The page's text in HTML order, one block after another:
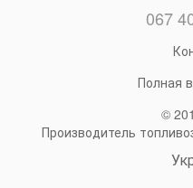
067
Полная
©
Производитель